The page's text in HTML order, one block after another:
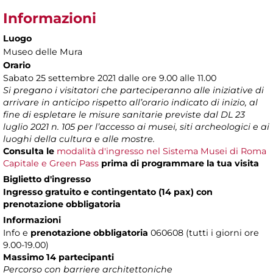
Informazioni
Luogo
Museo delle Mura
Orario
Sabato 25 settembre 2021 dalle ore 9.00 alle 11.00
Si pregano i visitatori che parteciperanno alle iniziative di
arrivare in anticipo rispetto all’orario indicato di inizio, al
fine di espletare le misure sanitarie previste dal DL 23
luglio 2021 n. 105 per l’accesso ai musei, siti archeologici e ai
luoghi della cultura e alle mostre.
Consulta le modalità d'ingresso nel Sistema Musei di Roma
Capitale e Green Pass prima di programmare la tua visita
Biglietto d'ingresso
Ingresso gratuito e contingentato (14 pax) con
prenotazione obbligatoria
Informazioni
Info e prenotazione obbligatoria 060608 (tutti i giorni ore
9.00-19.00)
Massimo 14 partecipanti
Percorso con barriere architettoniche